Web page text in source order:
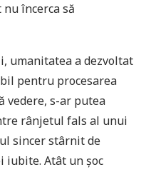
încerca să
umanitatea a dezvoltat
pentru procesarea
vedere, s-ar putea
rânjetul fals al unui
sincer stârnit de
iubite. Atât un șoc